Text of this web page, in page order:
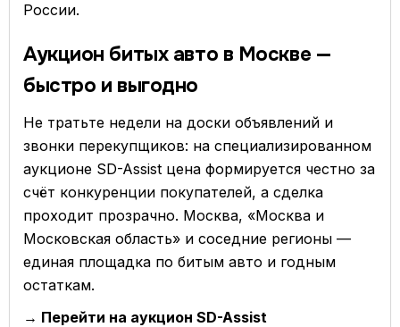
России.
Аукцион битых авто в Москве —
быстро и выгодно
Не тратьте недели на доски объявлений и
звонки перекупщиков: на специализированном
аукционе SD-Assist цена формируется честно за
счёт конкуренции покупателей, а сделка
проходит прозрачно. Москва, «Москва и
Московская область» и соседние регионы —
единая площадка по битым авто и годным
остаткам.
→ Перейти на аукцион SD-Assist